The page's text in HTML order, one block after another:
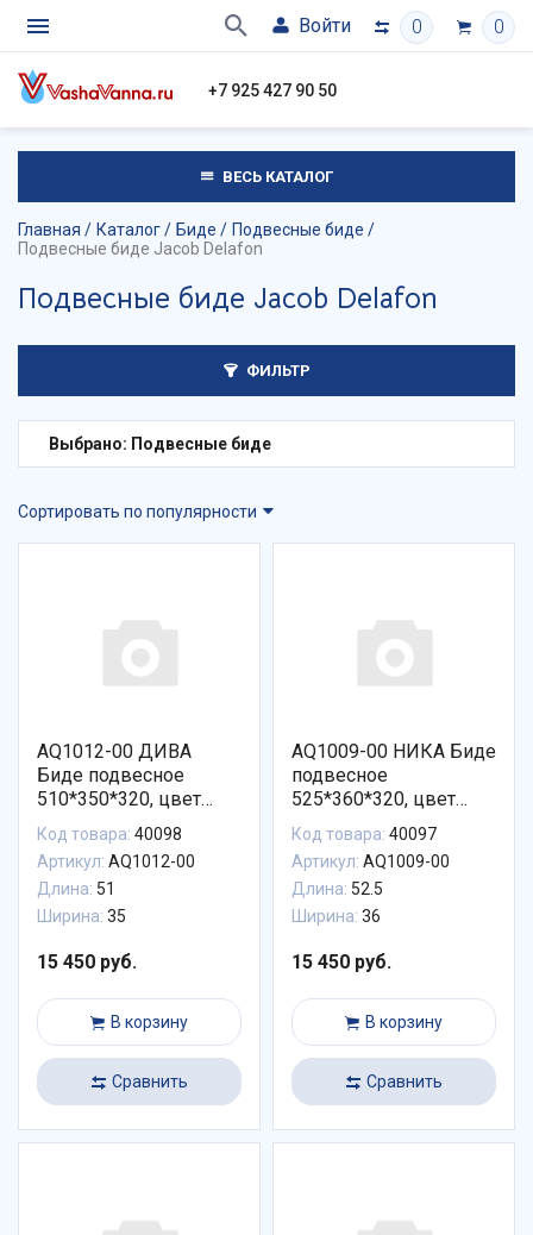
Войти 0 0
+7 925 427 90 50
ВЕСЬ КАТАЛОГ
Главная Каталог Биде
Подвесные биде
Подвесные биде Jacob Delafon
Подвесные биде Jacob Delafon
ФИЛЬТР
Выбрано: Подвесные биде
Сортировать по популярности
AQ1012-00 ДИВА
Биде подвесное
510*350*320, цвет
белый
Код товара: 40098
Артикул: AQ1012-00
Длина: 51
Ширина: 35
15 450 руб.
В корзину
Сравнить
AQ1009-00 НИКА Биде
подвесное
525*360*320, цвет
белый
Код товара: 40097
Артикул: AQ1009-00
Длина: 52.5
Ширина: 36
15 450 руб.
В корзину
Сравнить